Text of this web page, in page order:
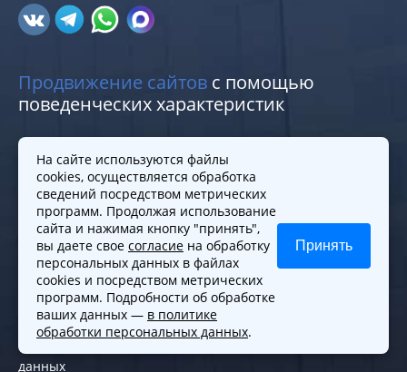
Продвижение сайтов с помощью
поведенческих характеристик
Меню
Команда
Контакты
Карта сайта
Практики
Услуги для граждан
Услуги для бизнеса
Регистрация фирм
Юрист по семейным
делам
Политики и правила
Политика обработки персональных
данных
На сайте используются файлы
cookies, осуществляется обработка
сведений посредством метрических
программ. Продолжая использование
сайта и нажимая кнопку "принять",
вы даете свое согласие на обработку
персональных данных в файлах
cookies и посредством метрических
программ. Подробности об обработке
ваших данных — в политике
обработки персональных данных.
Принять